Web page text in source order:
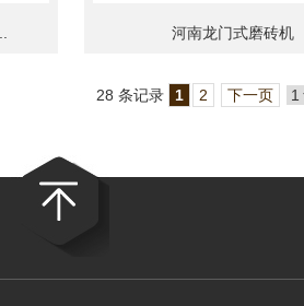
河南龙门式磨砖机
28 条记录 1 2 下一页